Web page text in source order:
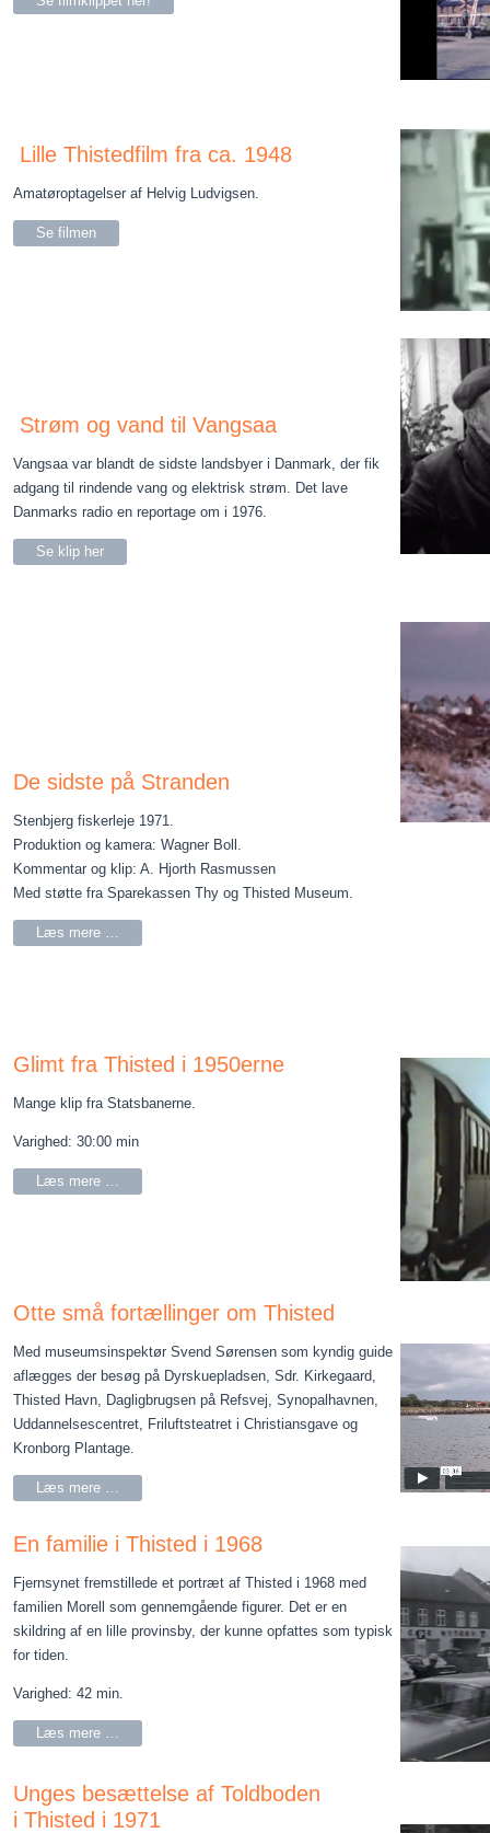
Lille Thistedfilm fra ca. 1948
Amatøroptagelser af Helvig Ludvigsen.
Se filmen
Strøm og vand til Vangsaa
Vangsaa var blandt de sidste landsbyer i Danmark, der fik
adgang til rindende vang og elektrisk strøm. Det lave
Danmarks radio en reportage om i 1976.
Se klip her
De sidste på Stranden
Stenbjerg fiskerleje 1971.
Produktion og kamera: Wagner Boll.
Kommentar og klip: A. Hjorth Rasmussen
Med støtte fra Sparekassen Thy og Thisted Museum.
Læs mere …
Glimt fra Thisted i 1950erne
Mange klip fra Statsbanerne.
Varighed: 30:00 min
Læs mere …
Otte små fortællinger om Thisted
Med museumsinspektør Svend Sørensen som kyndig guide
aflægges der besøg på Dyrskuepladsen, Sdr. Kirkegaard,
Thisted Havn, Dagligbrugsen på Refsvej, Synopalhavnen,
Uddannelsescentret, Friluftsteatret i Christiansgave og
Kronborg Plantage.
Læs mere …
En familie i Thisted i 1968
Fjernsynet fremstillede et portræt af Thisted i 1968 med
familien Morell som gennemgående figurer. Det er en
skildring af en lille provinsby, der kunne opfattes som typisk
for tiden.
Varighed: 42 min.
Læs mere …
Unges besættelse af Toldboden
i Thisted i 1971